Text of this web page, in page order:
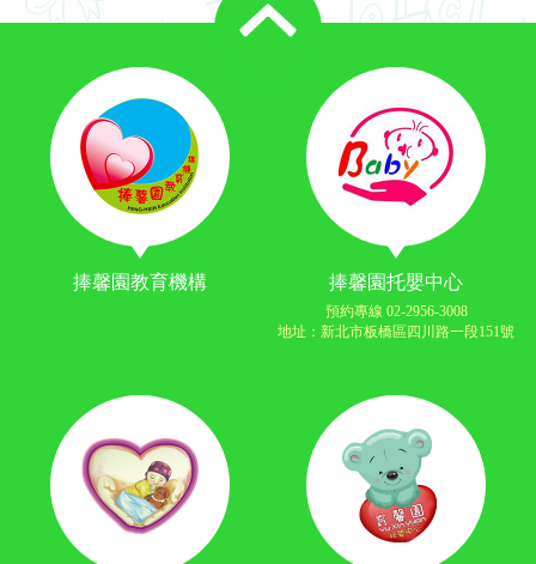
捧馨園教育機構 捧馨園托嬰中心
預約專線 02-2956-3008
地址：新北市板橋區四川路一段151號